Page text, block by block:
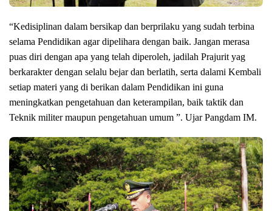
“Kedisiplinan dalam bersikap dan berprilaku yang sudah terbina
selama Pendidikan agar dipelihara dengan baik. Jangan merasa
puas diri dengan apa yang telah diperoleh, jadilah Prajurit yag
berkarakter dengan selalu bejar dan berlatih, serta dalami Kembali
setiap materi yang di berikan dalam Pendidikan ini guna
meningkatkan pengetahuan dan keterampilan, baik taktik dan
Teknik militer maupun pengetahuan umum ”. Ujar Pangdam IM.